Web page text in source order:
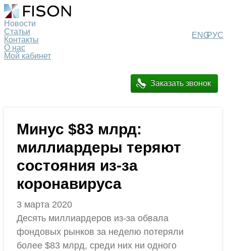
РУС
ENG
Новости
Статьи
Контакты
О нас
Мой кабинет
Заказать звонок
Минус $83 млрд:
миллиардеры теряют
состояния из-за
коронавируса
3 марта 2020
Десять миллиардеров из-за обвала
фондовых рынков за неделю потеряли
более $83 млрд, среди них ни одного